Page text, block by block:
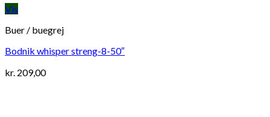
Vis
Buer / buegrej
Bodnik whisper streng-8-50″
kr. 209,00